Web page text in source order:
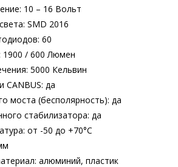
10 – 16 Вольт
SMD 2016
60
1900 / 600 Люмен
5000 Кельвин
CANBUS: да
моста (бесполярность): да
стабилизатора: да
от -50 до +70°С
алюминий, пластик